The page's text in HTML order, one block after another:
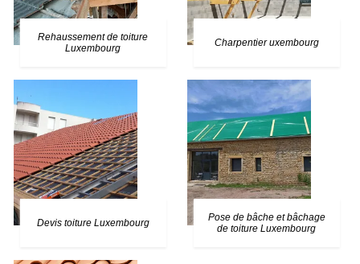
Rehaussement de toiture
Luxembourg
Charpentier uxembourg
Devis toiture Luxembourg
Pose de bâche et bâchage
de toiture Luxembourg